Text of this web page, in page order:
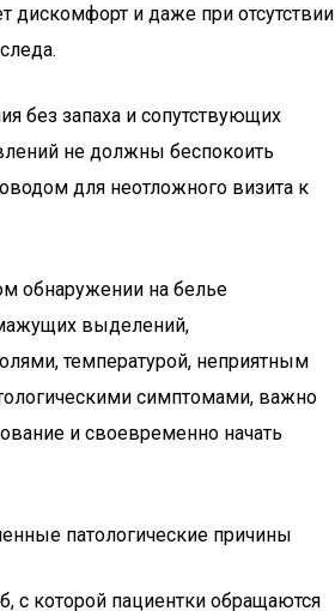
дискомфорт и даже при отсутствии
без запаха и сопутствующих
не должны беспокоить
для неотложного визита к
обнаружении на белье
выделений,
температурой, неприятным
симптомами, важно
и своевременно начать
патологические причины
с которой пациентки обращаются